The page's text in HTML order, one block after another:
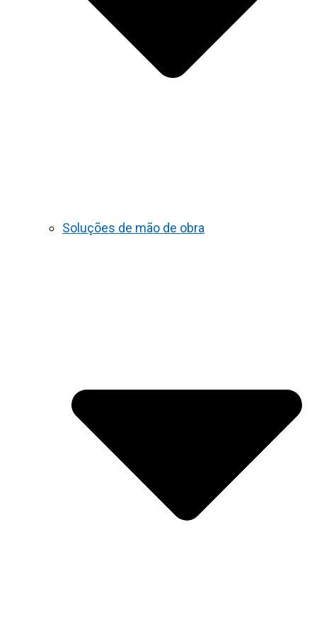
Soluções de mão de obra